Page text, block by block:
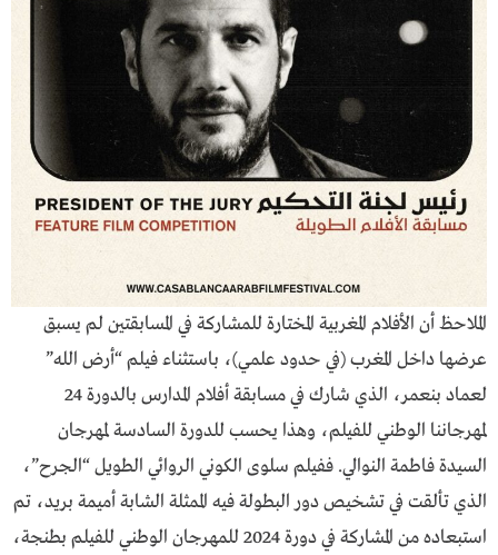
الملاحظ أن الأفلام المغربية المختارة للمشاركة في المسابقتين لم يسبق
عرضها داخل المغرب (في حدود علمي)، باستثناء فيلم “أرض الله”
لعماد بنعمر، الذي شارك في مسابقة أفلام المدارس بالدورة 24
لمهرجاننا الوطني للفيلم، وهذا يحسب للدورة السادسة لمهرجان
السيدة فاطمة النوالي. ففيلم سلوى الكوني الروائي الطويل “الجرح”،
الذي تألقت في تشخيص دور البطولة فيه الممثلة الشابة أميمة بريد، تم
استبعاده من المشاركة في دورة 2024 للمهرجان الوطني للفيلم بطنجة،